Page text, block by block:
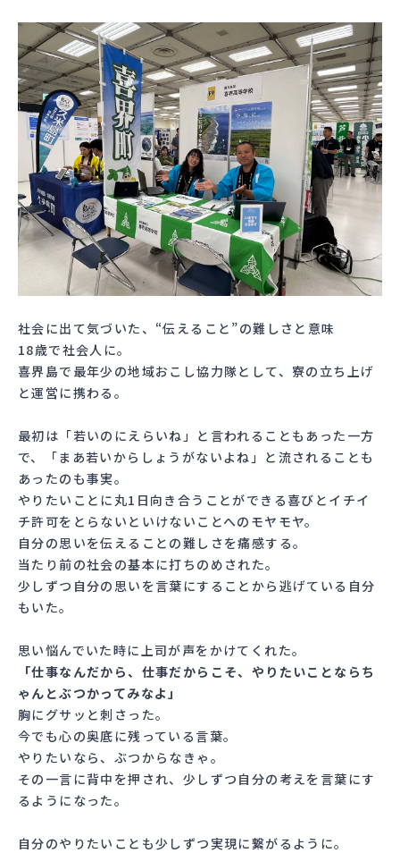
社会に出て気づいた、“伝えること”の難しさと意味
18歳で社会人に。
喜界島で最年少の地域おこし協力隊として、寮の立ち上げ
と運営に携わる。
最初は「若いのにえらいね」と言われることもあった一方
で、「まあ若いからしょうがないよね」と流されることも
あったのも事実。
やりたいことに丸1日向き合うことができる喜びとイチイ
チ許可をとらないといけないことへのモヤモヤ。
自分の思いを伝えることの難しさを痛感する。
当たり前の社会の基本に打ちのめされた。
少しずつ自分の思いを言葉にすることから逃げている自分
もいた。
思い悩んでいた時に上司が声をかけてくれた。
「仕事なんだから、仕事だからこそ、やりたいことならち
ゃんとぶつかってみなよ」
胸にグサッと刺さった。
今でも心の奥底に残っている言葉。
やりたいなら、ぶつからなきゃ。
その一言に背中を押され、少しずつ自分の考えを言葉にす
るようになった。
自分のやりたいことも少しずつ実現に繋がるように。